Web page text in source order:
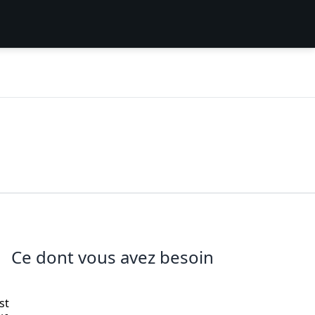
Ce dont vous avez besoin